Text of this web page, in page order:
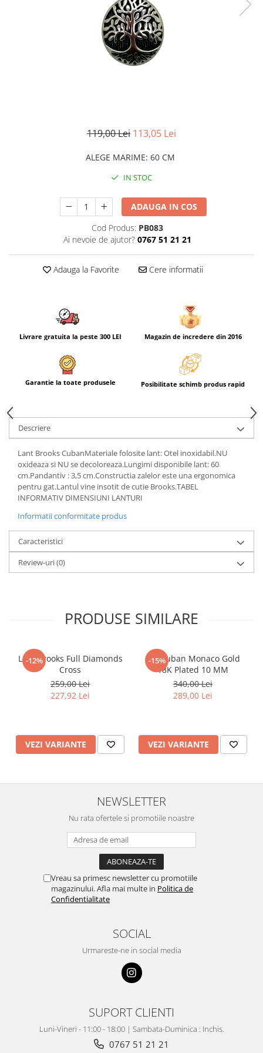
119,00 Lei 113,05 Lei
ALEGE MARIME: 60 CM
IN STOC
ADAUGA IN COS
Cod Produs: PB083
Ai nevoie de ajutor? 0767 51 21 21
Adauga la Favorite Cere informatii
Livrare gratuita la peste 300 LEI Magazin de incredere din 2016
Garantie la toate produsele Posibilitate schimb produs rapid
Descriere
Lant Brooks CubanMateriale folosite lant: Otel inoxidabil.NU
oxideaza si NU se decoloreaza.Lungimi disponibile lant: 60
cm.Pandantiv : 3,5 cm.Constructia zalelor este una ergonomica
pentru gat.Lantul vine insotit de cutie Brooks.TABEL
INFORMATIV DIMENSIUNI LANTURI
Informatii conformitate produs
Caracteristici
Review-uri(0)
PRODUSE SIMILARE
-12%
Lant Brooks Full Diamonds
Cross
259,00 Lei
227,92 Lei
VEZI VARIANTE
-15%
Set Cuban Monaco Gold
18K Plated 10 MM
340,00 Lei
289,00 Lei
VEZI VARIANTE
NEWSLETTER
Nu rata ofertele si promotiile noastre
Vreau sa primesc newsletter cu promotiile
magazinului. Afla mai multe in Politica de
Confidentialitate
SOCIAL
Urmareste-ne in social media
SUPORT CLIENTI
Luni-Vineri - 11:00 - 18:00 | Sambata-Duminica : Inchis.
0767 51 21 21